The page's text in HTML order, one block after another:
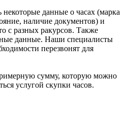
данные о часах (марка
наличие документов) и
с разных ракурсов. Также
данные. Наши специалисты
перезвонят для
сумму, которую можно
услугой скупки часов.